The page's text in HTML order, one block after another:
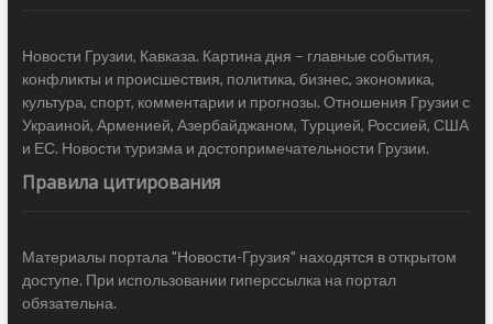
Новости Грузии, Кавказа. Картина дня – главные события,
конфликты и происшествия, политика, бизнес, экономика,
культура, спорт, комментарии и прогнозы. Отношения Грузии с
Украиной, Арменией, Азербайджаном, Турцией, Россией, США
и ЕС. Новости туризма и достопримечательности Грузии.
Правила цитирования
Материалы портала "Новости-Грузия" находятся в открытом
доступе. При использовании гиперссылка на портал
обязательна.